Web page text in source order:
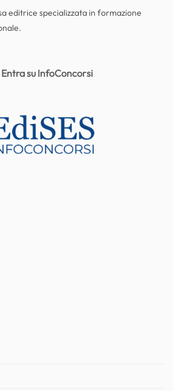
editrice specializzata in formazione
su InfoConcorsi